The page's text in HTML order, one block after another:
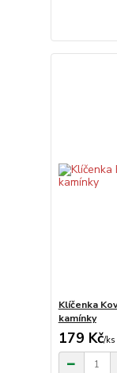
Klíčenka
kamínky
179 Kč/ks